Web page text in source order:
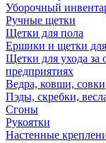
Уборочный
Ручные щетки
Щетки для пола
Ершики и щетки для
Щетки для ухода за
предприятиях
Ведра, ковши, совки
Пэды, скребки,
Сгоны
Рукоятки
Настенные